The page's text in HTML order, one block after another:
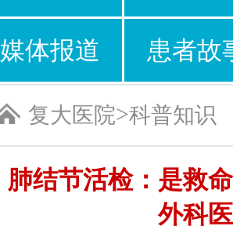
媒体报道 患者故
复大医院>科普知识
肺结节活检：是救
外科